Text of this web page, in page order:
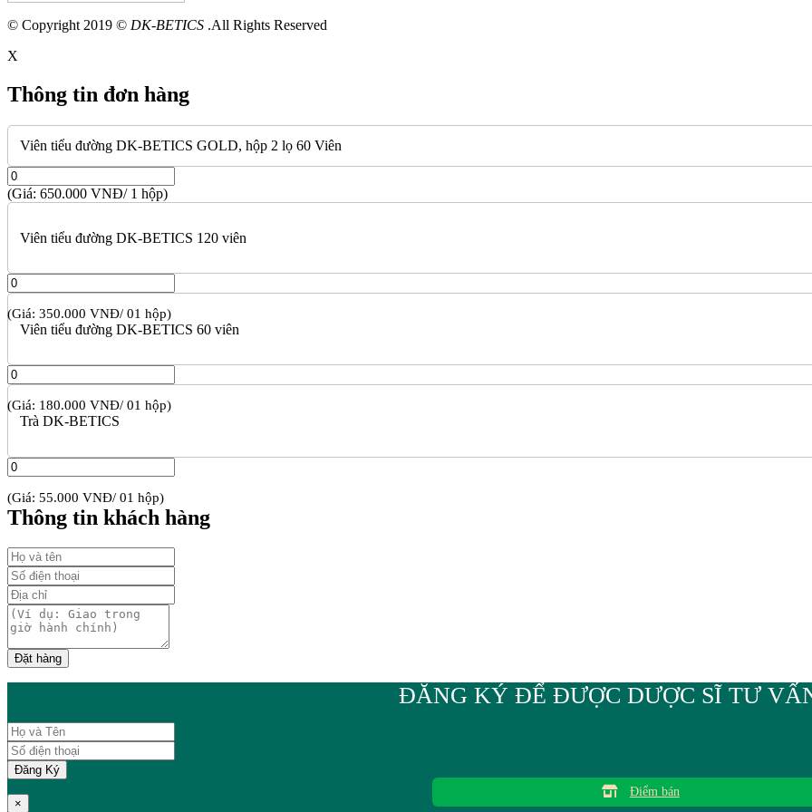
© Copyright 2019 © DK-BETICS .All Rights Reserved
X
Thông tin đơn hàng
Viên tiểu đường DK-BETICS GOLD, hộp 2 lọ 60 Viên
(Giá: 650.000 VNĐ/ 1 hộp)
Viên tiểu đường DK-BETICS 120 viên
(Giá: 350.000 VNĐ/ 01 hộp)
Viên tiểu đường DK-BETICS 60 viên
(Giá: 180.000 VNĐ/ 01 hộp)
Trà DK-BETICS
(Giá: 55.000 VNĐ/ 01 hộp)
Thông tin khách hàng
Điểm bán
ĐĂNG KÝ ĐỂ ĐƯỢC DƯỢC SĨ TƯ
×